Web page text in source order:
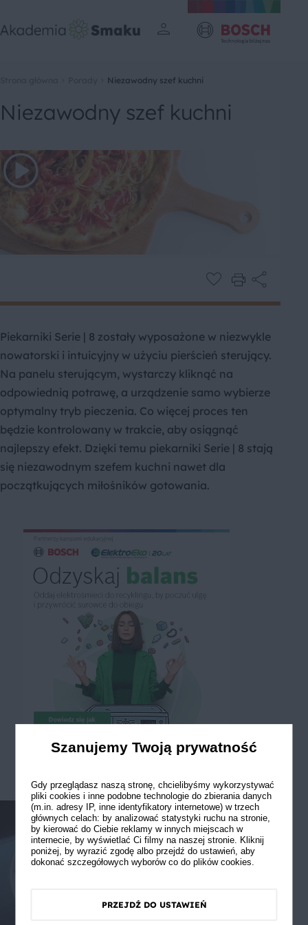
Niezawodny szef kuchni
Niezawodny szef kuchni
Piekarniki Serie | 8 zostały wyposażone w niezwykle
nowatorski i intuicyjny w użyciu pierścień sterujący.
Na panelu sterującym, wystarczy kliknąć na
odpowiednią potrawę, a urządzenie samo wybierze
optymalny tryb pieczenia. Co więcej proces ten
będzie kontrolowany w trakcie, aby osiągnąć
najlepszy efekt. Dzięki temu piekarniki Serie | 8 stają
się niezawodnym szefem kuchni nawet dla
początkujących miłośników gotowania.
Szanujemy Twoją prywatność
Gdy przeglądasz naszą stronę, chcielibyśmy wykorzystywać
pliki cookies i inne podobne technologie do zbierania danych
(m.in. adresy IP, inne identyfikatory internetowe) w trzech
głównych celach: by analizować statystyki ruchu na stronie,
by kierować do Ciebie reklamy w innych miejscach w
internecie, by wyświetlać Ci filmy na naszej stronie. Kliknij
poniżej, by wyrazić zgodę albo przejdź do ustawień, aby
dokonać szczegółowych wyborów co do plików cookies.
PRZEJDŹ DO USTAWIEŃ